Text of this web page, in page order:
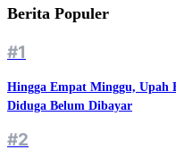
Berita Populer
#1
Hingga Empat Minggu, Upah
Diduga Belum Dibayar
#2